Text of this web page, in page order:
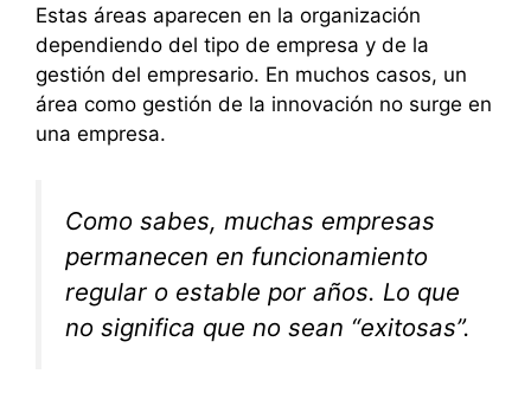
Estas áreas aparecen en la organización
dependiendo del tipo de empresa y de la
gestión del empresario. En muchos casos, un
área como gestión de la innovación no surge en
una empresa.
Como sabes, muchas empresas
permanecen en funcionamiento
regular o estable por años. Lo que
no significa que no sean “exitosas”.